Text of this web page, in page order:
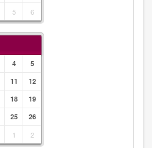
5 6
4
5
11
12
18
19
25
26
1 2